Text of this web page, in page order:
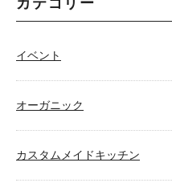
カテゴリー
イベント
オーガニック
カスタムメイドキッチン